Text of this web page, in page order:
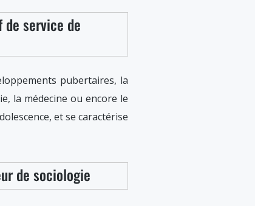
de service de
pubertaires, la
la médecine ou encore le
et se caractérise
de sociologie